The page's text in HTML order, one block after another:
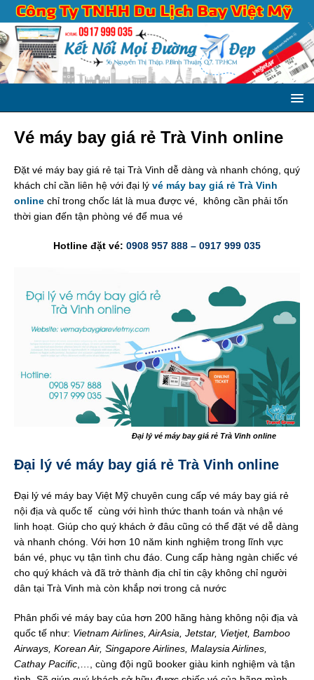
Vé máy bay giá rẻ Trà Vinh online
Đặt vé máy bay giá rẻ tại Trà Vinh dễ dàng và nhanh chóng, quý
khách chỉ cần liên hệ với đại lý vé máy bay giá rẻ Trà Vinh
online chỉ trong chốc lát là mua được vé, không cần phải tốn
thời gian đến tận phòng vé để mua vé
Hotline đặt vé: 0908 957 888 – 0917 999 035
Đại lý vé máy bay giá rẻ Trà Vinh online
Đại lý vé máy bay giá rẻ Trà Vinh online
Đại lý vé máy bay Việt Mỹ chuyên cung cấp vé máy bay giá rẻ
nội địa và quốc tế cùng với hình thức thanh toán và nhận vé
linh hoạt. Giúp cho quý khách ở đâu cũng có thể đặt vé dễ dàng
và nhanh chóng. Với hơn 10 năm kinh nghiệm trong lĩnh vực
bán vé, phục vụ tận tình chu đáo. Cung cấp hàng ngàn chiếc vé
cho quý khách và đã trở thành địa chỉ tin cậy không chỉ người
dân tại Trà Vinh mà còn khắp nơi trong cả nước
Phân phối vé máy bay của hơn 200 hãng hàng không nội địa và
quốc tế như: Vietnam Airlines, AirAsia, Jetstar, Vietjet, Bamboo
Airways, Korean Air, Singapore Airlines, Malaysia Airlines,
Cathay Pacific ,…, cùng đội ngũ booker giàu kinh nghiệm và tận